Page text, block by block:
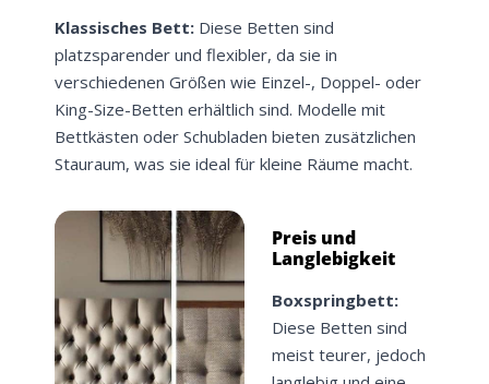
Klassisches Bett: Diese Betten sind
platzsparender und flexibler, da sie in
verschiedenen Größen wie Einzel-, Doppel- oder
King-Size-Betten erhältlich sind. Modelle mit
Bettkästen oder Schubladen bieten zusätzlichen
Stauraum, was sie ideal für kleine Räume macht.
Preis und
Langlebigkeit
Boxspringbett:
Diese Betten sind
meist teurer, jedoch